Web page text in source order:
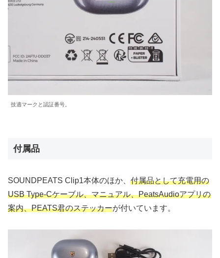
技適マークと認証番号。
付属品
SOUNDPEATS Clip1本体のほか、 付属品として充電用の
USB Type-Cケーブル、マニュアル、PeatsAudioアプリの
案内、PEATS君のステッカーが付いています。